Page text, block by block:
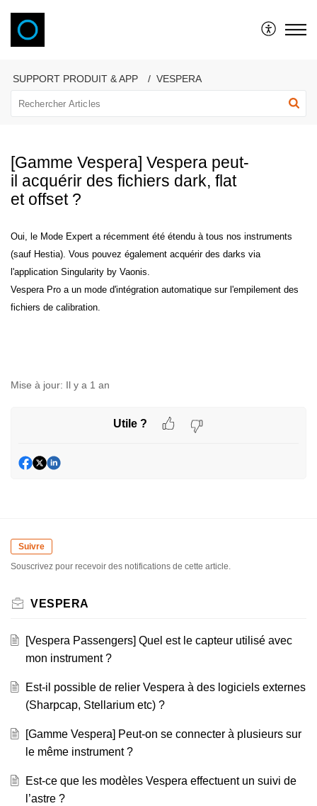
SUPPORT PRODUIT & APP VESPERA
[Gamme Vespera] Vespera peut-
il acquérir des fichiers dark, flat
et offset ?
Oui, le Mode Expert a récemment été étendu à tous nos instruments
(sauf Hestia). Vous pouvez également acquérir des darks via
l'application Singularity by Vaonis.
Vespera Pro a un mode d'intégration automatique sur l'empilement des
fichiers de calibration.
Mise à jour: Il y a 1 an
Utile ?
Suivre
Souscrivez pour recevoir des notifications de cette article.
VESPERA
[Vespera Passengers] Quel est le capteur utilisé avec
mon instrument ?
Est-il possible de relier Vespera à des logiciels externes
(Sharpcap, Stellarium etc) ?
[Gamme Vespera] Peut-on se connecter à plusieurs sur
le même instrument ?
Est-ce que les modèles Vespera effectuent un suivi de
l’astre ?